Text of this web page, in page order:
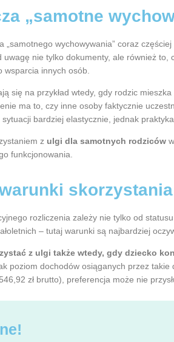
„samotne
„samotnego wychowywania” coraz
uwagę nie tylko dokumenty, ale również
wsparcia innych osób.
się na przykład wtedy, gdy rodzic
ma to, czy inne osoby faktycznie
bardziej elastycznie, jednak
z ulgi dla samotnych rodziców
funkcjonowania.
rozliczenia zależy nie tylko od
– tutaj warunki są najbardziej
z ulgi także wtedy, gdy dziecko
poziom dochodów osiąganych przez
zł brutto), preferencja może nie